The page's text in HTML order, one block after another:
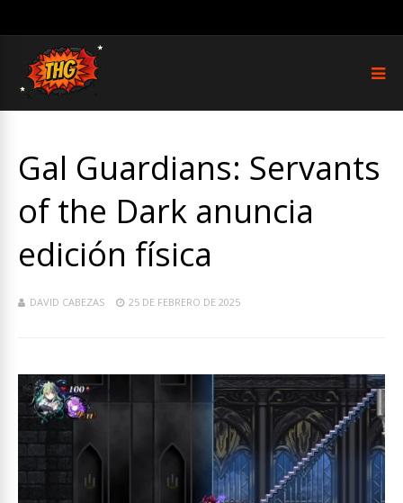
Gal Guardians: Servants
of the Dark anuncia
edición física
DAVID CABEZAS 25 DE FEBRERO DE 2025